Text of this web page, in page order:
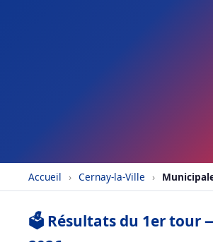
Accueil › Cernay-la-Ville ›
🗳️ Résultats du 1er tour